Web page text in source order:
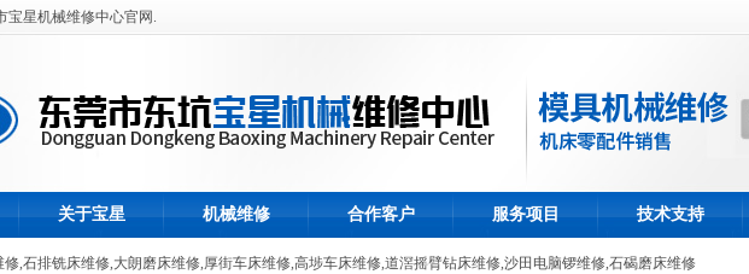
宝星机械维修中心官网.
关于宝星 机械维修 合作客户 服务项目 技术支持
修,石排铣床维修,大朗磨床维修,厚街车床维修,高埗车床维修,道滘摇臂钻床维修,沙田电脑锣维修,石碣磨床维修